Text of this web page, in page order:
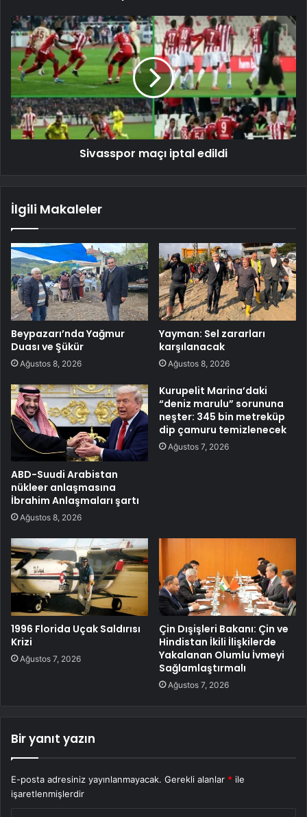
Sivasspor maçı iptal edildi
İlgili Makaleler
Beypazarı’nda Yağmur
Duası ve Şükür
Ağustos 8, 2026
Yayman: Sel zararları
karşılanacak
Ağustos 8, 2026
ABD-Suudi Arabistan
nükleer anlaşmasına
İbrahim Anlaşmaları şartı
Ağustos 8, 2026
Kurupelit Marina’daki
“deniz marulu” sorununa
neşter: 345 bin metreküp
dip çamuru temizlenecek
Ağustos 7, 2026
1996 Florida Uçak Saldırısı
Krizi
Ağustos 7, 2026
Çin Dışişleri Bakanı: Çin ve
Hindistan İkili İlişkilerde
Yakalanan Olumlu İvmeyi
Sağlamlaştırmalı
Ağustos 7, 2026
Bir yanıt yazın
E-posta adresiniz yayınlanmayacak. Gerekli alanlar * ile
işaretlenmişlerdir